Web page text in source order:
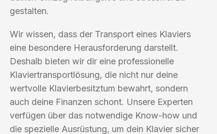
gestalten.
Wir wissen, dass der Transport eines Klaviers
eine besondere Herausforderung darstellt.
Deshalb bieten wir dir eine professionelle
Klaviertransportlösung, die nicht nur deine
wertvolle Klavierbesitztum bewahrt, sondern
auch deine Finanzen schont. Unsere Experten
verfügen über das notwendige Know-how und
die spezielle Ausrüstung, um dein Klavier sicher